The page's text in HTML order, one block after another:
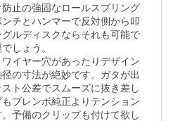
止の強固なロールスプリング
チとハンマーで反対側から叩
ルディスクならそれも可能で
しょう。
イヤー穴があったりデザイン
の寸法が絶妙です。ガタが出
ト公差でスムーズに抜き差し
ブレンボ純正よりテンション
予備のクリップも付けて欲し